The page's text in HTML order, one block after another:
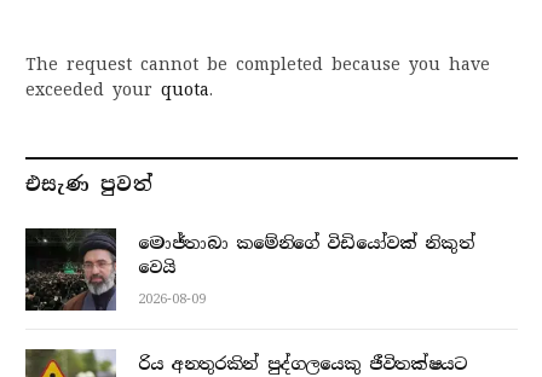
The request cannot be completed because you have
exceeded your quota.
එසැණ පුව​ත්
මොජ්තාබා කමේනිගේ විඩියෝවක් නිකුත්
වෙයි
2026-08-09
රිය අනතුරකින් පුද්ගලයෙකු ජීවිතක්ෂයට